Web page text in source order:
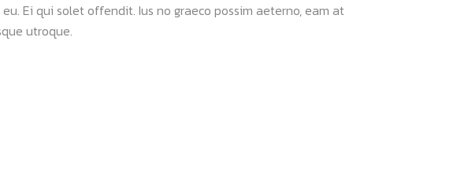
Ei qui solet offendit. Ius no graeco possim aeterno, eam at
utroque.